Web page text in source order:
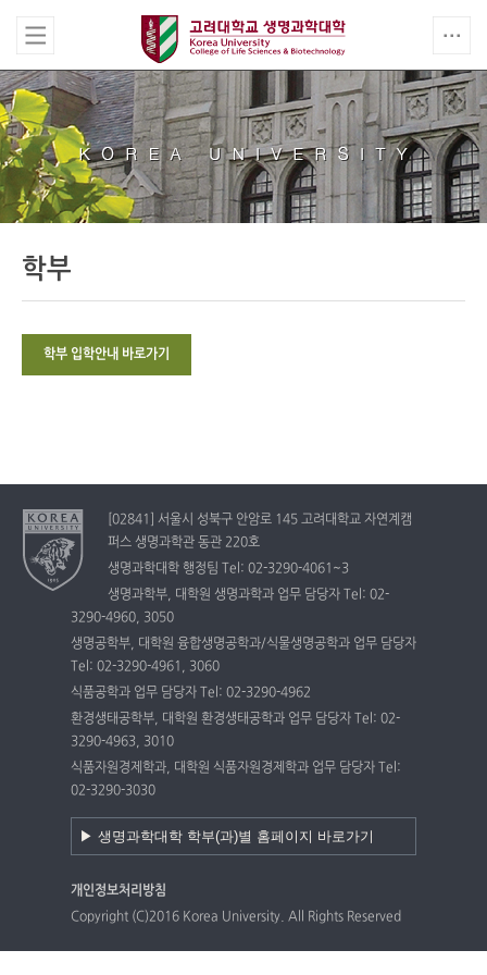
학부
학부 입학안내 바로가기
[02841] 서울시 성북구 안암로 145 고려대학교 자연계캠
퍼스 생명과학관 동관 220호
생명과학대학 행정팀 Tel: 02-3290-4061~3
생명과학부, 대학원 생명과학과 업무 담당자 Tel: 02-
3290-4960, 3050
생명공학부, 대학원 융합생명공학과/식물생명공학과 업무 담당자
Tel: 02-3290-4961, 3060
식품공학과 업무 담당자 Tel: 02-3290-4962
환경생태공학부, 대학원 환경생태공학과 업무 담당자 Tel: 02-
3290-4963, 3010
식품자원경제학과, 대학원 식품자원경제학과 업무 담당자 Tel:
02-3290-3030
개인정보처리방침
Copyright (C)2016 Korea University. All Rights Reserved